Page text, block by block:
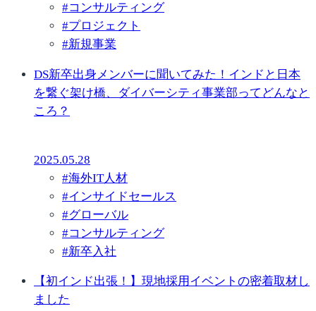
#コンサルティング
#プロジェクト
#新規事業
DS新卒出身メンバーに聞いてみた！インドと日本
を繋ぐ架け橋、ダイバーシティ事業部ってどんなと
ころ？
2025.05.28
#海外IT人材
#インサイドセールス
#グローバル
#コンサルティング
#新卒入社
【初インド出張！】現地採用イベントの密着取材し
ました